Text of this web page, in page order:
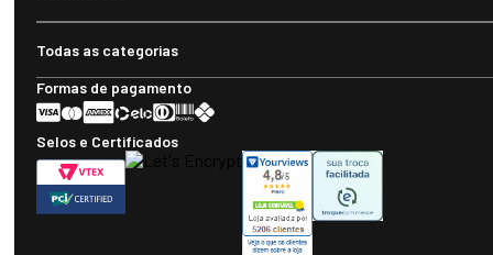
Todas as categorias
Formas de pagamento
Selos e Certificados